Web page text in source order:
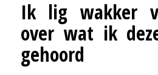
Ik lig wakker
over wat ik
gehoord